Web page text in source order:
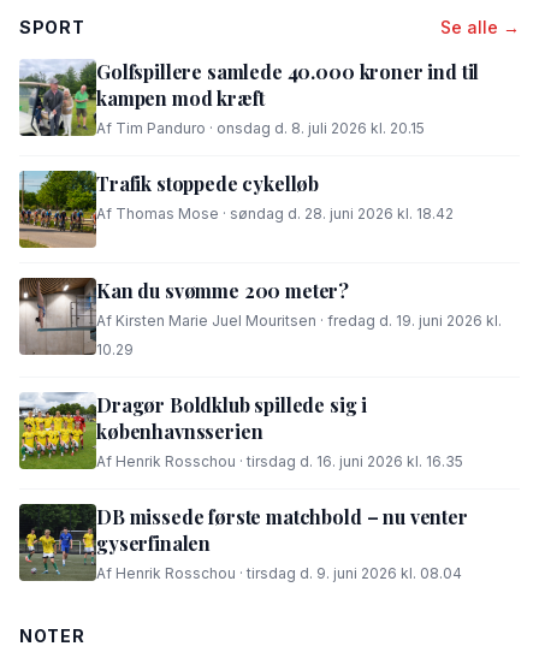
SPORT Se alle →
Golfspillere samlede 40.000 kroner ind til
kampen mod kræft
Af Tim Panduro · onsdag d. 8. juli 2026 kl. 20.15
Trafik stoppede cykelløb
Af Thomas Mose · søndag d. 28. juni 2026 kl. 18.42
Kan du svømme 200 meter?
Af Kirsten Marie Juel Mouritsen · fredag d. 19. juni 2026 kl.
10.29
Dragør Boldklub spillede sig i
københavnsserien
Af Henrik Rosschou · tirsdag d. 16. juni 2026 kl. 16.35
DB missede første matchbold – nu venter
gyserfinalen
Af Henrik Rosschou · tirsdag d. 9. juni 2026 kl. 08.04
NOTER